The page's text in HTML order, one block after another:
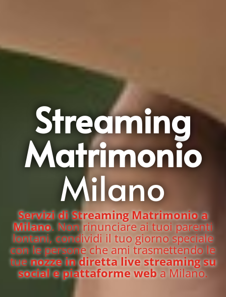
Streaming
Matrimonio
Milano
Servizi di Streaming Matrimonio a
Milano. Non rinunciare ai tuoi parenti
lontani, condividi il tuo giorno speciale
con le persone che ami trasmettendo le
tuenozze in diretta live streaming su
social e piattaforme weba Milano.